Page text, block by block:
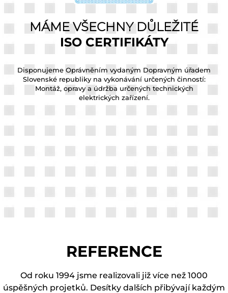
MÁME VŠECHNY DŮLEŽITÉ
ISO CERTIFIKÁTY
Disponujeme Oprávněním vydaným Dopravným úřadem
Slovenské republiky na vykonávání určených činností:
Montáž, opravy a údržba určených technických
elektrických zařízení.
REFERENCE
Od roku 1994 jsme realizovali již více než 1000
úspěšných projetků. Desítky dalších přibývají každým